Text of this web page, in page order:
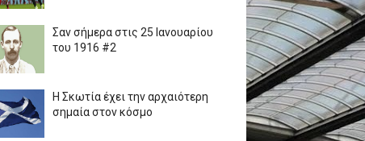
Σαν σήμερα στις 25 Ιανουαρίου
του 1916 #2
Η Σκωτία έχει την αρχαιότερη
σημαία στον κόσμο